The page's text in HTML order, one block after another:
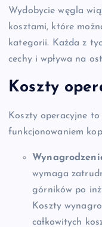
Wydobycie węgla
kosztami, które
kategorii. Każda z
cechy i wpływa na
Koszty
Koszty operacyjne
funkcjonowaniem
wymaga
górników po
Koszty
całkowitych